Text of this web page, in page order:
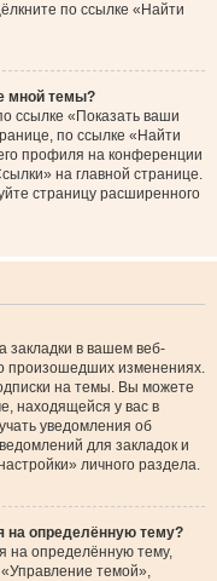
по ссылке «Найти
мной темы?
ссылке «Показать ваши
по ссылке «Найти
профиля на конференции
на главной странице.
страницу расширенного
закладки в вашем веб-
произошедших изменениях.
на темы. Вы можете
находящейся у вас в
уведомления об
для закладок и
личного раздела.
на определённую тему?
на определённую тему,
темой»,